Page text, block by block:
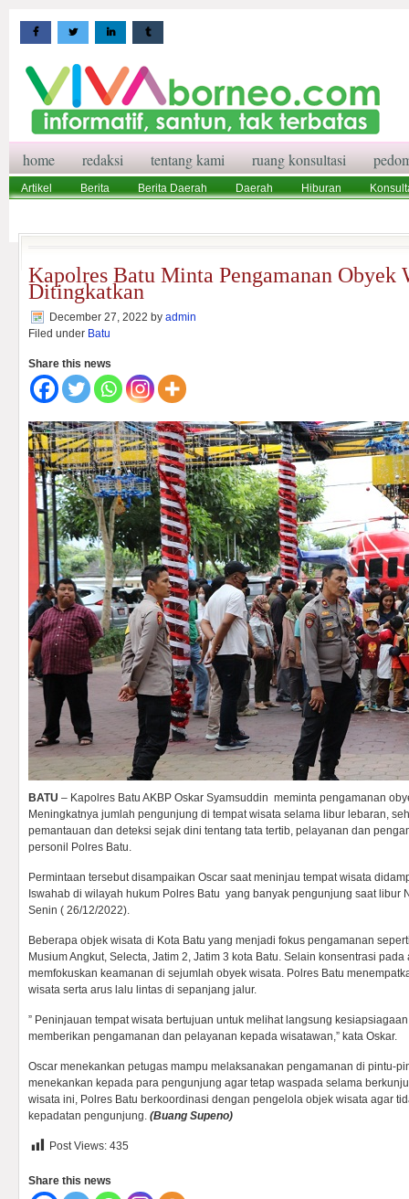
home redaksi tentang kami ruang konsultasi
Artikel Berita Berita Daerah Daerah Hiburan
Kapolres Batu Minta Pengamanan Obyek
Ditingkatkan
December 27, 2022 by admin
Filed under Batu
Share this news
BATU – Kapolres Batu AKBP Oskar Syamsuddin meminta pengamanan
Meningkatnya jumlah pengunjung di tempat wisata selama libur lebaran,
pemantauan dan deteksi sejak dini tentang tata tertib, pelayanan dan
personil Polres Batu.
Permintaan tersebut disampaikan Oscar saat meninjau tempat wisata
Iswahab di wilayah hukum Polres Batu yang banyak pengunjung saat libur
Senin ( 26/12/2022).
Beberapa objek wisata di Kota Batu yang menjadi fokus pengamanan
Musium Angkut, Selecta, Jatim 2, Jatim 3 kota Batu. Selain konsentrasi
memfokuskan keamanan di sejumlah obyek wisata. Polres Batu
wisata serta arus lalu lintas di sepanjang jalur.
” Peninjauan tempat wisata bertujuan untuk melihat langsung
memberikan pengamanan dan pelayanan kepada wisatawan,” kata Oskar.
Oscar menekankan petugas mampu melaksanakan pengamanan di pintu-
menekankan kepada para pengunjung agar tetap waspada selama
wisata ini, Polres Batu berkoordinasi dengan pengelola objek wisata agar
kepadatan pengunjung. (Buang Supeno)
Post Views: 435
Share this news